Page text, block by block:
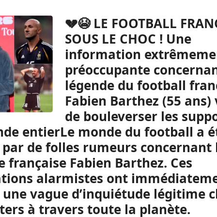
💔😭 LE FOOTBALL FRANÇAIS SOUS LE CHOC ! Une information extrêmement préoccupante concernant la légende du football français Fabien Barthez (55 ans) vient de bouleverser les supporters du monde entierLe monde du football a été secoué par de folles rumeurs concernant la légende française Fabien Barthez. Ces publications alarmistes ont immédiatement suscité une vague d’inquiétude légitime chez les supporters à travers toute la planète. Cependant, il s’agit d’une grossière fausse information fabriquée de toutes pièces par des comptes malveillants. Ces méthodes douteuses cherchent uniquement à générer du clic et de l’engagement sur les réseaux sociaux au détriment de la vérité. L’ancien gardien de but emblématique des Bleus se porte en réalité parfaitement bien au quotidien. Aucune source officielle ni aucun média d’information crédible n’a confirmé ces spéculations complètement absurdes et dénuées de fondement. Fabien Barthez reste à jamais gravé dans l’histoire comme l’un des plus grands gardiens français. Ses performances héroïques lors de la Coupe du Monde 1998 ont marqué toute une génération de passionnés de ballon rond. Son style unique et sa personnalité haut en couleur ont fait de lui un joueur universellement apprécié. Le fameux rituel du baiser sur son crâne chauve est devenu un symbole légendaire du football international. Au cours de sa brillante carrière, il a défendu les couleurs de grands clubs européens prestigieux. Ses passages réussis à Marseille, Monaco ou Manchester United ont confirmé son talent exceptionnel au plus haut niveau. Avec l’Olympique de Marseille, il a remporté la plus prestigieuse des compétitions européennes de clubs. Ce sacre historique en Ligue des Champions en 1993 a définitivement propulsé sa carrière sur la scène continentale. Sous le maillot de l’AS Monaco, il a également étoffé son palmarès avec plusieurs titres nationaux. Sa régularité impressionnante dans les cages a grandement contribué aux succès mémorables du club de la Principauté. Son transfert vers Manchester United a marqué une étape majeure dans son parcours professionnel d’élite. En Angleterre, il a conquis le cœur des supporters grâce à des arrêts spectaculaires et une assurance naturelle. Après avoir pris sa retraite des terrains de football, il s’est tourné vers une autre passion. Le sport automobile est devenu son nouveau terrain d’expression où il a fait preuve d’une grande détermination. Il a notamment participé à la mythique course des 24 Heures du Mans à plusieurs reprises. Sa reconversion réussie dans l’automobile témoigne de son esprit compétitif inchangé et de son goût pour le dépassement. Fabien Barthez a également partagé son immense expérience avec les jeunes générations de gardiens. Ses conseils avisés et sa vision du poste continuent d’inspirer de nombreux techniciens à travers le monde. Les fausses informations ciblant les personnalités publiques sont malheureusement devenues trop fréquentes sur internet. Il est essentiel de vérifier minutieusement la fiabilité des sources avant de relayer de telles rumeurs. Le silence de l’entourage face à ces affabulations s’explique tout simplement par leur caractère grotesque. Les proches préfèrent ignorer ces provocations inutilement dramatiques plutôt que de leur donner une importance non méritée. Les supporters peuvent désormais être rassurés quant à la santé de leur idole de toujours. Le champion du monde 1998 continue de mener sa vie paisiblement, loin du tumulte des fake news numériques. La solidarité exprimée spontanément par les fans montre à quel point Barthez demeure aimé de tous. Cet élan d’affection sincère prouve que son empreinte dans le cœur des Français reste profondément intacte. Le parcours exceptionnel de cet athlète hors norme continue de faire la fierté du sport français. Ses exploits passés rappellent les plus belles heures de gloire de la sélection nationale de football. Il convient de faire preuve de vigilance face aux titres racoleurs et trompeurs sur internet. La recherche du buzz facile ne doit jamais prendre le dessus sur le respect des personnalités et de leur vérité. Fabien Barthez reste un modèle de sérénité et de passion pour l’ensemble du monde sportif. Son nom continuera d’évoquer des souvenirs inoubliables de victoires et d’émotions intenses partagées avec tout un peuple. Les récits inventés de toutes pièces finiront par s’éteindre d’eux-mêmes face à la réalité des faits. La communauté des passionnés de football préfère retenir l’immense héritage laissé par le légendaire portier tricolore. Chaque apparition publique du Divin Chauve est un événement chaleureux pour les amateurs de sport. Son authenticité et son parler-vrai font de lui un consultant toujours très écouté lors des grands rendez-vous. L’histoire retiendra la trajectoire unique d’un gamin du Sud-Ouest devenu une icône mondiale incontournable. Sa capacité à garder son sang-froid dans les moments les plus tendus reste sa plus grande force. Les valeurs de camaraderie et de travail qu’il a incarnées tout au long de sa carrière restent exemplaires. Il a toujours placé le collectif au-dessus de sa propre personne sur et dehors du terrain. Les supporters peuvent continuer de célébrer la mémoire de ses arrêts venus d’ailleurs en toute quiétude. Le légendaire numéro un des Bleus poursuit sa route avec la même discrétion et la même élégance. Ce type de canular sur les réseaux sociaux rappelle l’importance de garder un esprit critique développé. Ne pas céder à la panique face aux annonces sensationnalistes permet de préserver la qualité de l’information. Le football français peut s’estimer heureux d’avoir compté dans ses rangs un tel phénomène athlétique. Son palmarès garni de titres majeurs témoigne d’une carrière menée avec une maîtrise absolue du sujet. Ses anciens coéquipiers gardent un souvenir impérissable de sa joie de vivre communicative dans les vestiaires. Il était le rayon de soleil qui parvenait à dédramatiser les enjeux les plus colossaux. Aujourd’hui encore, sa voix compte lorsqu’il s’agit d’analyser l’évolution du poste de gardien moderne. Son œil d’expert permet de mieux comprendre les exigences physiques et mentales de ce rôle si particulier. Les fausses alertes sur sa santé ne sont finalement qu’un bien triste épisode vite oublié par tous. La vérité finit toujours par triompher, remettant la légende du football à sa juste place. La passion de Fabien Barthez pour le sport sous toutes ses formes demeure un exemple motivant. Qu’il soit derrière un volant ou sur les terrains, son engagement reste total et profondément sincère. Les amoureux du maillot bleu continueront d’entonner des chants à la gloire de leurs héros de toujours. Barthez figurera éternellement en très bonne place parmi ces monstres sacrés du sport tricolore. Rien ne pourra altérer le respect immense que le public éprouve à l’égard de cet homme d’exception. Sa simplicité naturelle a toujours constitué son meilleur atout auprès du grand public populaire. La prudence reste de mise sur les plateformes numériques pour éviter la propagation de fausses nouvelles. Privilégier les canaux d’information traditionnels garantit d’obtenir des nouvelles vérifiées et fiables au quotidien. L’héritage laissé par la génération dorée de 1998 demeure une source d’inspiration inépuisable pour la jeunesse. Barthez en est l’un des piliers vertébraux les plus solides et les plus admirés. Cette mise au point permet d’éteindre définitivement la polémique stérile entourant cette fausse annonce inquiétante. Le quotidien de l’ancien champion se poursuit sans le moindre problème de santé à signaler. L’admiration du monde du football envers le portier français reste unanime et transgénérationnelle. Les plus jeunes continuent d’étudier ses gestes techniques pour perfectionner leur propre jeu dans les académies. Sa gentillesse et sa disponibilité lors des événements caritatifs font également l’admiration de l’opinion publique. Il sait redonner avec générosité ce que le sport lui a offert tout au long de sa vie. Le calme est désormais revenu parmi la grande communauté des fans du football français et mondial. Tout le monde peut à présent se reconcentrer sur l’actualité sportive réelle et la suite des compétitions. L’aventure de Fabien Barthez est une